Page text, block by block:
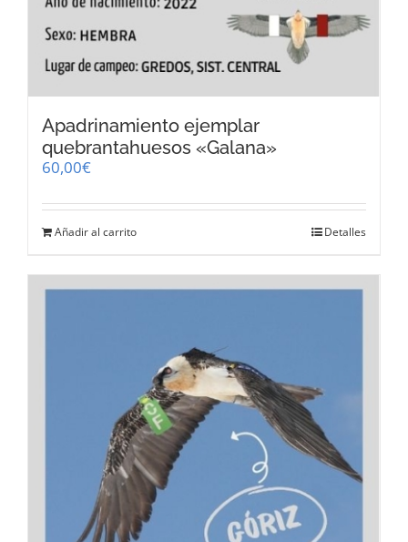
Apadrinamiento ejemplar
quebrantahuesos «Galana»
60,00€
Añadir al carrito Detalles